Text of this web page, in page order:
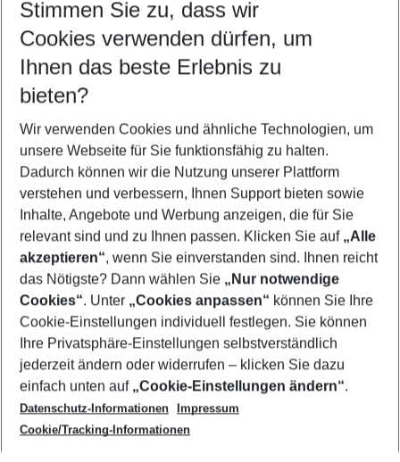
Abflughafen wählen
Beliebiger Abflughafen
Reisezeitraum wählen
11.08.26– 09.08.27 5-8 Nächte
2 Erwachsene Keine Kinder
Mehr Filter anzeigen
Footer
Footer navigation
Über uns
AGB
Cookie-Einstellungen ändern
Cookie-Richtlinie
Datenschutz
Service & Hilfe
Barrierefreies Reisen
Check-in
Folgen Sie uns
Stimmen Sie zu, dass wir
Cookies verwenden dürfen, um
Ihnen das beste Erlebnis zu
bieten?
Wir verwenden Cookies und ähnliche Technologien, um
unsere Webseite für Sie funktionsfähig zu halten.
Dadurch können wir die Nutzung unserer Plattform
verstehen und verbessern, Ihnen Support bieten sowie
Inhalte, Angebote und Werbung anzeigen, die für Sie
relevant sind und zu Ihnen passen. Klicken Sie auf „Alle
akzeptieren“, wenn Sie einverstanden sind. Ihnen reicht
das Nötigste? Dann wählen Sie „Nur notwendige
Cookies“. Unter „Cookies anpassen“ können Sie Ihre
Cookie-Einstellungen individuell festlegen. Sie können
Ihre Privatsphäre-Einstellungen selbstverständlich
jederzeit ändern oder widerrufen – klicken Sie dazu
einfach unten auf „Cookie-Einstellungen ändern“.
Datenschutz-Informationen
Impressum
Cookie/Tracking-Informationen